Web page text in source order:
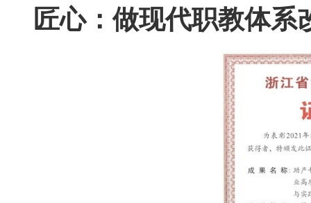
匠心：做现代职教体系